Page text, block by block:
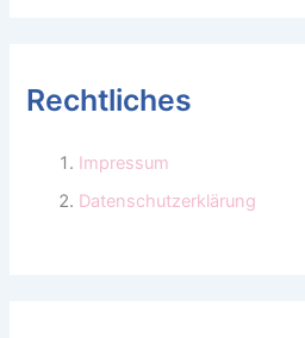
Rechtliches
Impressum
Datenschutzerklärung